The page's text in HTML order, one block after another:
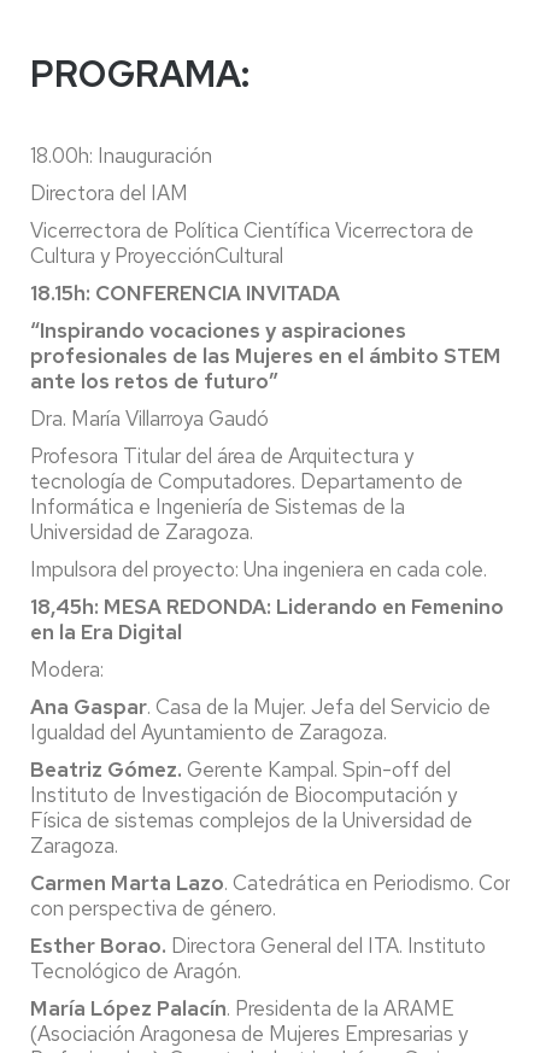
PROGRAMA:
18.00h: Inauguración
Directora del IAM
Vicerrectora de Política Científica Vicerrectora de
Cultura y ProyecciónCultural
18.15h: CONFERENCIA INVITADA
“Inspirando vocaciones y aspiraciones
profesionales de las Mujeres en el ámbito STEM
ante los retos de futuro”
Dra. María Villarroya Gaudó
Profesora Titular del área de Arquitectura y
tecnología de Computadores. Departamento de
Informática e Ingeniería de Sistemas de la
Universidad de Zaragoza.
Impulsora del proyecto: Una ingeniera en cada cole.
18,45h: MESA REDONDA: Liderando en Femenino
en la Era Digital
Modera:
Ana Gaspar. Casa de la Mujer. Jefa del Servicio de
Igualdad del Ayuntamiento de Zaragoza.
Beatriz Gómez. Gerente Kampal. Spin-off del
Instituto de Investigación de Biocomputación y
Física de sistemas complejos de la Universidad de
Zaragoza.
Carmen Marta Lazo. Catedrática en Periodismo.
con perspectiva de género.
Esther Borao. Directora General del ITA. Instituto
Tecnológico de Aragón.
María López Palacín. Presidenta de la ARAME
(Asociación Aragonesa de Mujeres Empresarias y